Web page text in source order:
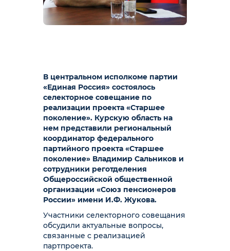
В центральном исполкоме партии
«Единая Россия» состоялось
селекторное совещание по
реализации проекта «Старшее
поколение». Курскую область на
нем представили региональный
координатор федерального
партийного проекта «Старшее
поколение» Владимир Сальников и
сотрудники реготделения
Общероссийской общественной
организации «Союз пенсионеров
России» имени И.Ф. Жукова.
Участники селекторного совещания
обсудили актуальные вопросы,
связанные с реализацией
партпроекта.